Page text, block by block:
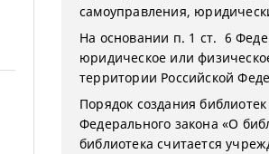
самоуправления,
На основании п. 1 ст. 6
юридическое или
территории Российской
Порядок создания
Федерального закона «О
библиотека считается